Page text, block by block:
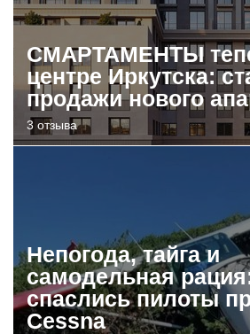
СМАРТАМЕНТЫ
центре Иркутска:
продажи нового
3 отзыва
Непогода, тайга и
самодельная
спаслись пилоты
Cessna